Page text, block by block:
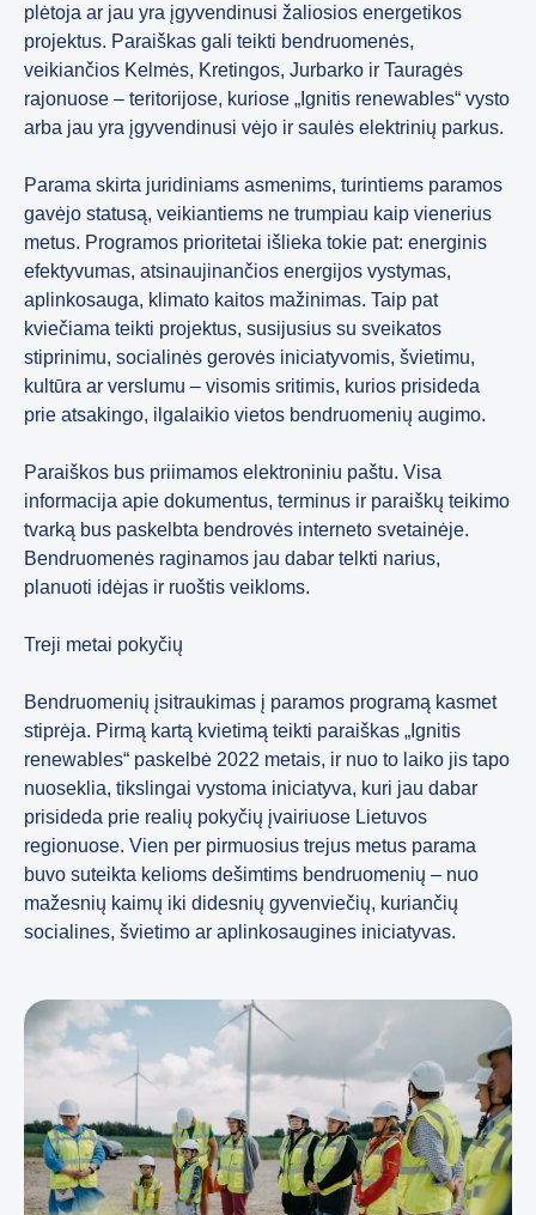
plėtoja ar jau yra įgyvendinusi žaliosios energetikos
projektus. Paraiškas gali teikti bendruomenės,
veikiančios Kelmės, Kretingos, Jurbarko ir Tauragės
rajonuose – teritorijose, kuriose „Ignitis renewables“ vysto
arba jau yra įgyvendinusi vėjo ir saulės elektrinių parkus.
Parama skirta juridiniams asmenims, turintiems paramos
gavėjo statusą, veikiantiems ne trumpiau kaip vienerius
metus. Programos prioritetai išlieka tokie pat: energinis
efektyvumas, atsinaujinančios energijos vystymas,
aplinkosauga, klimato kaitos mažinimas. Taip pat
kviečiama teikti projektus, susijusius su sveikatos
stiprinimu, socialinės gerovės iniciatyvomis, švietimu,
kultūra ar verslumu – visomis sritimis, kurios prisideda
prie atsakingo, ilgalaikio vietos bendruomenių augimo.
Paraiškos bus priimamos elektroniniu paštu. Visa
informacija apie dokumentus, terminus ir paraiškų teikimo
tvarką bus paskelbta bendrovės interneto svetainėje.
Bendruomenės raginamos jau dabar telkti narius,
planuoti idėjas ir ruoštis veikloms.
Treji metai pokyčių
Bendruomenių įsitraukimas į paramos programą kasmet
stiprėja. Pirmą kartą kvietimą teikti paraiškas „Ignitis
renewables“ paskelbė 2022 metais, ir nuo to laiko jis tapo
nuoseklia, tikslingai vystoma iniciatyva, kuri jau dabar
prisideda prie realių pokyčių įvairiuose Lietuvos
regionuose. Vien per pirmuosius trejus metus parama
buvo suteikta kelioms dešimtims bendruomenių – nuo
mažesnių kaimų iki didesnių gyvenviečių, kuriančių
socialines, švietimo ar aplinkosaugines iniciatyvas.